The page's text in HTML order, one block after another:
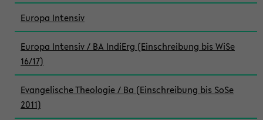
Europa Intensiv
Europa Intensiv / BA IndiErg (Einschreibung bis WiSe
16/17)
Evangelische Theologie / Ba (Einschreibung bis SoSe
2011)